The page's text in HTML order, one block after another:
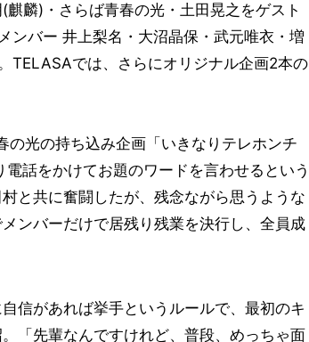
麟)・さらば青春の光・土田晃之をゲスト
ンバー 井上梨名・大沼晶保・武元唯衣・増
TELASAでは、さらにオリジナル企画2本の
の光の持ち込み企画「いきなりテレホンチ
話をかけてお題のワードを言わせるという
と共に奮闘したが、残念ながら思うような
ンバーだけで居残り残業を決行し、全員成
信があれば挙手というルールで、最初のキ
「先輩なんですけれど、普段、めっちゃ面